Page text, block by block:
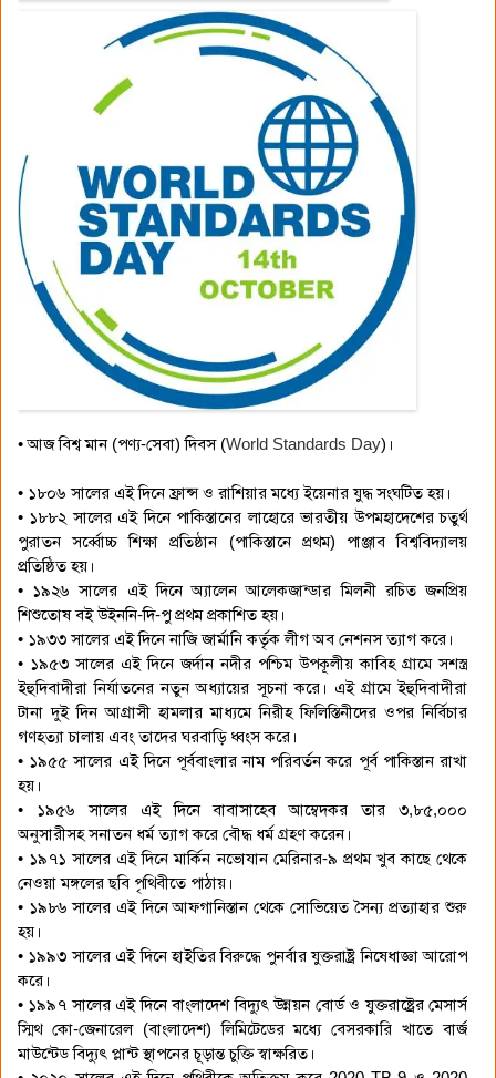
• আজ বিশ্ব মান (পণ্য-সেবা) দিবস (World Standards Day)।
• ১৮০৬ সালের এই দিনে ফ্রান্স ও রাশিয়ার মধ্যে ইয়েনার যুদ্ধ সংঘটিত হয়।
• ১৮৮২ সালের এই দিনে পাকিস্তানের লাহোরে ভারতীয় উপমহাদেশের চতুর্থ
পুরাতন সর্ব্বোচ্চ শিক্ষা প্রতিষ্ঠান (পাকিস্তানে প্রথম) পাঞ্জাব বিশ্ববিদ্যালয়
প্রতিষ্ঠিত হয়।
• ১৯২৬ সালের এই দিনে অ্যালেন আলেকজান্ডার মিলনী রচিত জনপ্রিয়
শিশুতোষ বই উইননি-দি-পু প্রথম প্রকাশিত হয়।
• ১৯৩৩ সালের এই দিনে নাজি জার্মানি কর্তৃক লীগ অব নেশনস ত্যাগ করে।
• ১৯৫৩ সালের এই দিনে জর্দান নদীর পশ্চিম উপকূলীয় কাবিহ গ্রামে সশস্ত্র
ইহুদিবাদীরা নির্যাতনের নতুন অধ্যায়ের সূচনা করে। এই গ্রামে ইহুদিবাদীরা
টানা দুই দিন আগ্রাসী হামলার মাধ্যমে নিরীহ ফিলিস্তিনীদের ওপর নির্বিচার
গণহত্যা চালায় এবং তাদের ঘরবাড়ি ধ্বংস করে।
• ১৯৫৫ সালের এই দিনে পূর্ববাংলার নাম পরিবর্তন করে পূর্ব পাকিস্তান রাখা
হয়।
• ১৯৫৬ সালের এই দিনে বাবাসাহেব আম্বেদকর তার ৩,৮৫,০০০
অনুসারীসহ সনাতন ধর্ম ত্যাগ করে বৌদ্ধ ধর্ম গ্রহণ করেন।
• ১৯৭১ সালের এই দিনে মার্কিন নভোযান মেরিনার-৯ প্রথম খুব কাছে থেকে
নেওয়া মঙ্গলের ছবি পৃথিবীতে পাঠায়।
• ১৯৮৬ সালের এই দিনে আফগানিস্তান থেকে সোভিয়েত সৈন্য প্রত্যাহার শুরু
হয়।
• ১৯৯৩ সালের এই দিনে হাইতির বিরুদ্ধে পুনর্বার যুক্তরাষ্ট্র নিষেধাজ্ঞা আরোপ
করে।
• ১৯৯৭ সালের এই দিনে বাংলাদেশ বিদ্যুৎ উন্নয়ন বোর্ড ও যুক্তরাষ্ট্রের মেসার্স
স্মিথ কো-জেনারেল (বাংলাদেশ) লিমিটেডের মধ্যে বেসরকারি খাতে বার্জ
মাউন্টেড বিদ্যুৎ প্লান্ট স্থাপনের চূড়ান্ত চুক্তি স্বাক্ষরিত।